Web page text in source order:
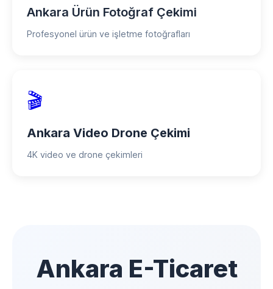
Ankara Ürün Fotoğraf Çekimi
Profesyonel ürün ve işletme fotoğrafları
🎬
Ankara Video Drone Çekimi
4K video ve drone çekimleri
Ankara E-Ticaret